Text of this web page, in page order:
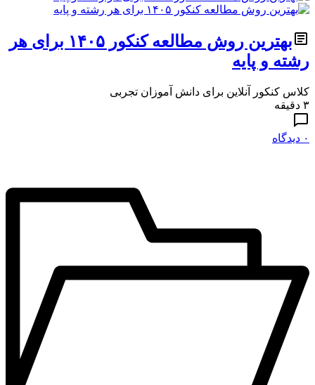
بهترین روش مطالعه کنکور ۱۴۰۵ برای هر
رشته و پایه
کلاس کنکور آنلاین برای دانش آموزان تجربی
۳ دقیقه
۰ دیدگاه